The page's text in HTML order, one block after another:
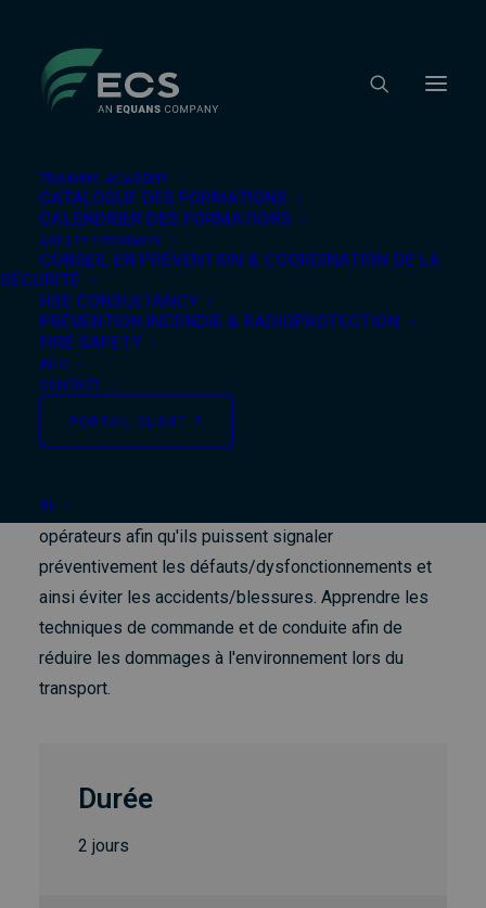
TRAINING ACADEMY
CATALOGUE DES FORMATIONS
CALENDRIER DES FORMATIONS
SAFETY PROXIMITY
CONSEIL EN PRÉVENTION & COORDINATION DE LA
SÉCURITÉ
HSE CONSULTANCY
PRÉVENTION INCENDIE & RADIOPROTECTION
FIRE SAFETY
INFO
CONTACT
PORTAIL CLIENT ↗︎
NL
Home/Training Academy/Catalogue des formations
/Engins/ Travailler avec un Elévateur Automoteur IS-
005 – 2 jours
Engins
10-augustus-2026
Acquérir les connaissances et compétences
élévatrice de manière efficace et sûre. Former les
opérateurs afin qu'ils puissent signaler
préventivement les défauts/dysfonctionnements et
ainsi éviter les accidents/blessures. Apprendre les
techniques de commande et de conduite afin de
réduire les dommages à l'environnement lors du
transport.
Durée
2 jours